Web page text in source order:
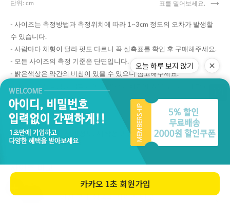
오늘 하루 보지 않기
카카오 1초 회원가입